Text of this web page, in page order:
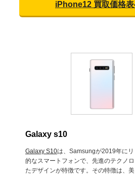
iPhone12 買取価格
Galaxy s10
Galaxy S10は、Samsungが2019年に
的なスマートフォンで、先進のテクノ
たデザインが特徴です。その特徴は、